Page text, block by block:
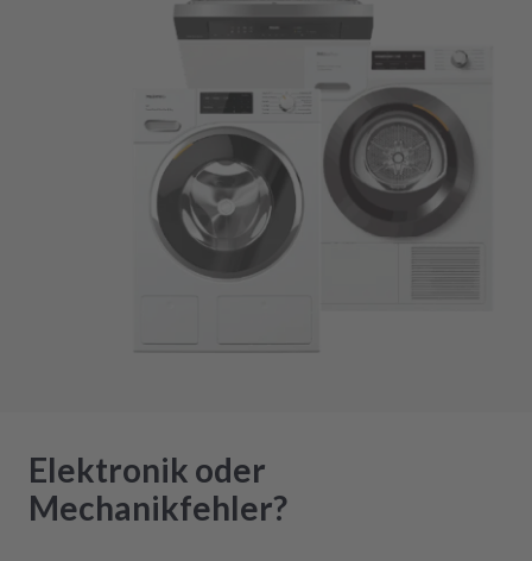
Elektronik oder
Mechanikfehler?